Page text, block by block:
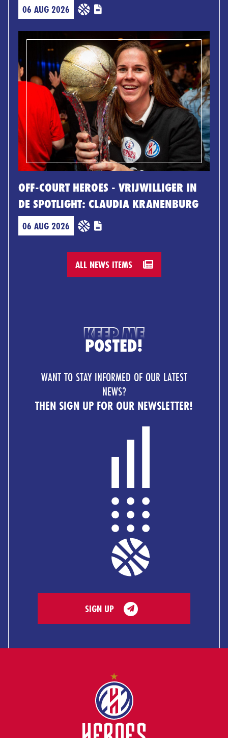
06 AUG 2026
OFF-COURT HEROES - VRIJWILLIGER IN
DE SPOTLIGHT: CLAUDIA KRANENBURG
06 AUG 2026
ALL NEWS ITEMS
KEEP ME
POSTED!
WANT TO STAY INFORMED OF OUR LATEST
NEWS?
THEN SIGN UP FOR OUR NEWSLETTER!
SIGN UP